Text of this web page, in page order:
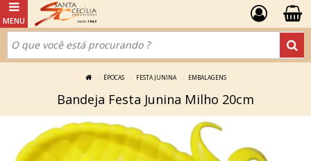
ÉPOCAS FESTA JUNINA EMBALAGENS
Bandeja Festa Junina Milho 20cm